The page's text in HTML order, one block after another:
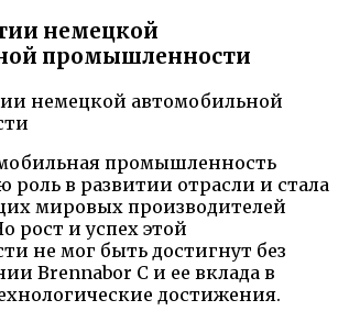
немецкой
промышленности
промышленность
роль в развитии отрасли и стала
мировых производителей
рост и успех этой
не мог быть достигнут без
Brennabor C и ее вклада в
достижения.